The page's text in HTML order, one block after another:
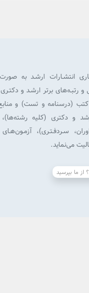
انتشـارات ارشـد به
و رتبـه‌های برتر ارشـد و
(درسنامه و تست) و
و دکتری (کلیه رشته‌ها)،
سـردفـتـری)،
می‌نماید.